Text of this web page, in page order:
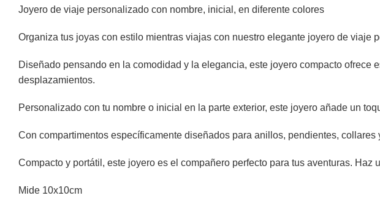
Joyero de viaje personalizado con nombre, inicial, en diferente colores
Organiza tus joyas con estilo mientras viajas con nuestro elegante joyero de viaje
Diseñado pensando en la comodidad y la elegancia, este joyero compacto
desplazamientos.
Personalizado con tu nombre o inicial en la parte exterior, este joyero añade un
Con compartimentos específicamente diseñados para anillos, pendientes,
Compacto y portátil, este joyero es el compañero perfecto para tus aventuras.
Mide 10x10cm